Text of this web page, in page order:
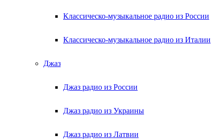
Классическо-музыкальное радио из России
Классическо-музыкальное радио из Италии
Джаз
Джаз радио из России
Джаз радио из Украины
Джаз радио из Латвии